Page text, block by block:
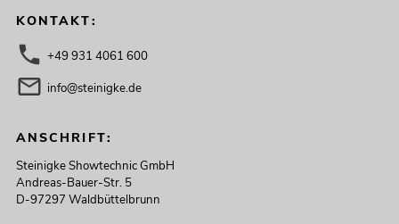
KONTAKT:
+49 931 4061 600
info@steinigke.de
ANSCHRIFT:
Steinigke Showtechnic GmbH
Andreas-Bauer-Str. 5
D-97297 Waldbüttelbrunn